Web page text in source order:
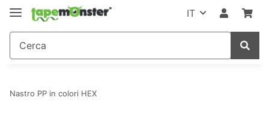
IT
Nastro PP in colori HEX